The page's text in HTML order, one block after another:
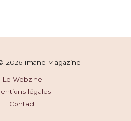
2026 Imane Magazine
Le Webzine
légales
Contact